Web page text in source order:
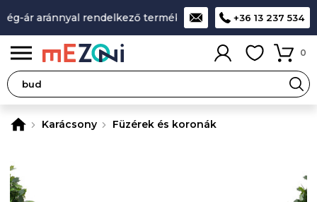
ár aránnyal rendelkező termékek A legjobb design-
+36 13 237 534
0
Karácsony Füzérek és koronák